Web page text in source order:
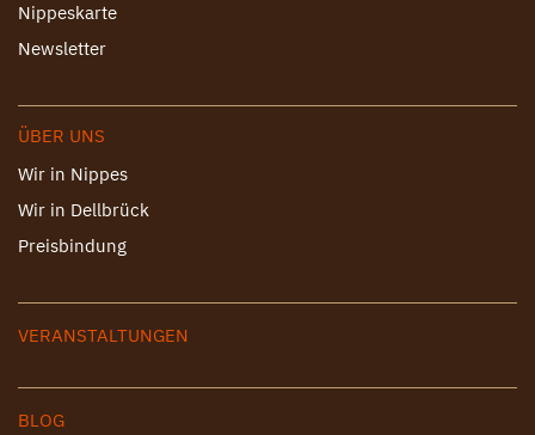
Nippeskarte
Newsletter
ÜBER UNS
Wir in Nippes
Wir in Dellbrück
Preisbindung
VERANSTALTUNGEN
BLOG